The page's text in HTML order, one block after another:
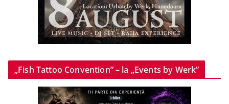
„Fish Tattoo Convention” – la „Events by Werk”